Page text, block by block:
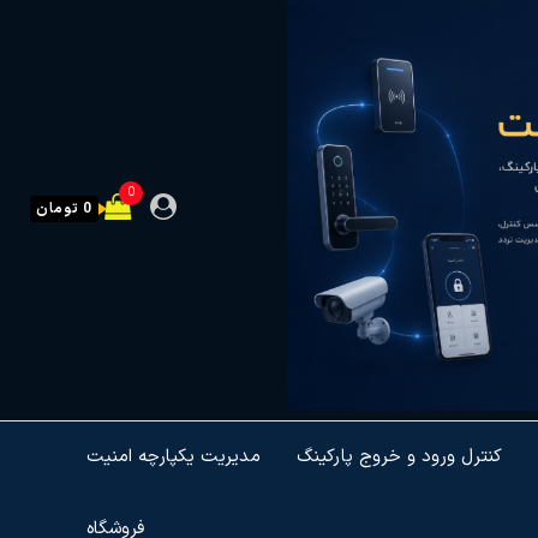
0
0 تومان
مدیریت یکپارچه امنیت کنترل ورود و خروج پارکینگ
فروشگاه